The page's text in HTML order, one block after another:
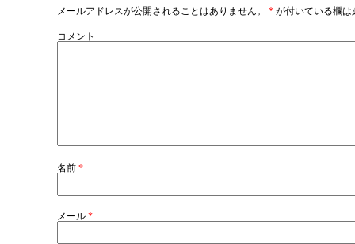
メールアドレスが公開されることはありません。 * が付いている欄は
コメント
名前 *
メール *